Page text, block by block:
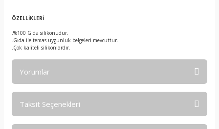
ÖZELLİKLERİ
.%100 Gıda silikonudur.
.Gıda ile temas uygunluk belgeleri mevcuttur.
.Çok kaliteli silikonlardır.
Yorumlar
Taksit Seçenekleri